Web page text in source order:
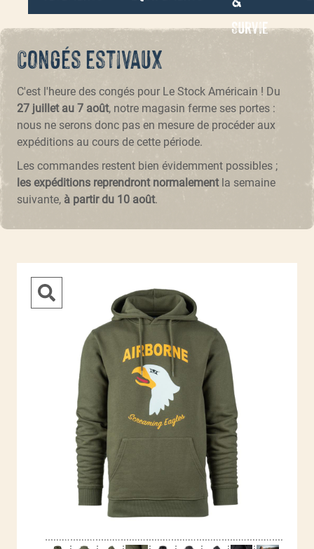
Survie
Congés estivaux
C'est l'heure des congés pour Le Stock Américain ! Du
27 juillet au 7 août, notre magasin ferme ses portes :
nous ne serons donc pas en mesure de procéder aux
expéditions au cours de cette période.
Les commandes restent bien évidemment possibles ;
les expéditions reprendront normalementla semaine
suivante, à partir du 10 août.